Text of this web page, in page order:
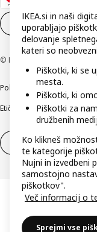
Nastavitve
© Inter IKEA Systems B.V.
Politika zasebnosti
Etično odkrivanje
Odstop od pogodbe
IKEA.si in naši
uporabljajo
delovanje
kateri so
Piškotki, ki se
mesta.
Piškotki, ki
Piškotki za
družbenih
Ko klikneš
te kategorije
Nujni in izvedbeni
samostojno
piškotkov".
Več informacij o
Sprejmi vse